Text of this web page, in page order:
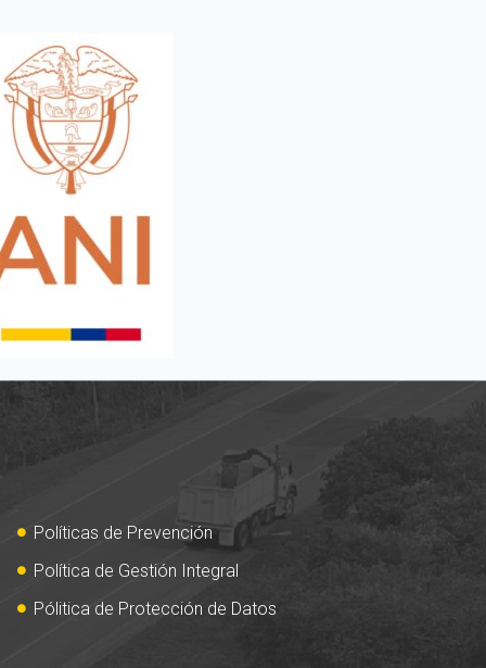
Políticas de Prevención
Política de Gestión Integral
Pólitica de Protección de Datos